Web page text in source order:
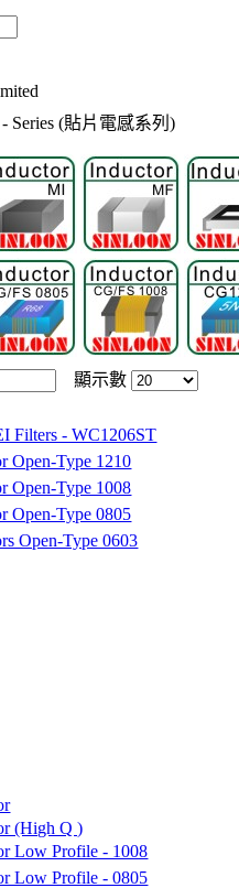
Series (貼片電感系列)
顯示數
Filters - WC1206ST
Open-Type 1210
Open-Type 1008
Open-Type 0805
Open-Type 0603
(High Q )
Low Profile - 1008
Low Profile - 0805